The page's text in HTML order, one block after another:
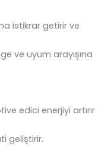
istikrar getirir ve
ve uyum arayışına
edici enerjiyi artırır
geliştirir.